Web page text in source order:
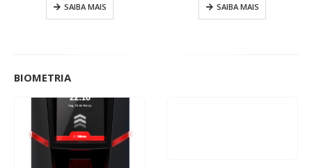
SAIBA MAIS SAIBA MAIS
BIOMETRIA